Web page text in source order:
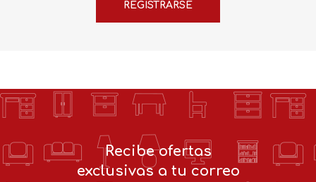
Recibe ofertas
exclusivas a tu correo